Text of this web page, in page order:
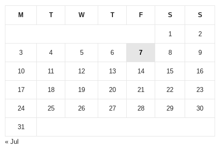
M T W T F S S
1 2
3 4 5 6 7 8 9
10 11 12 13 14 15 16
17 18 19 20 21 22 23
24 25 26 27 28 29 30
31
« Jul